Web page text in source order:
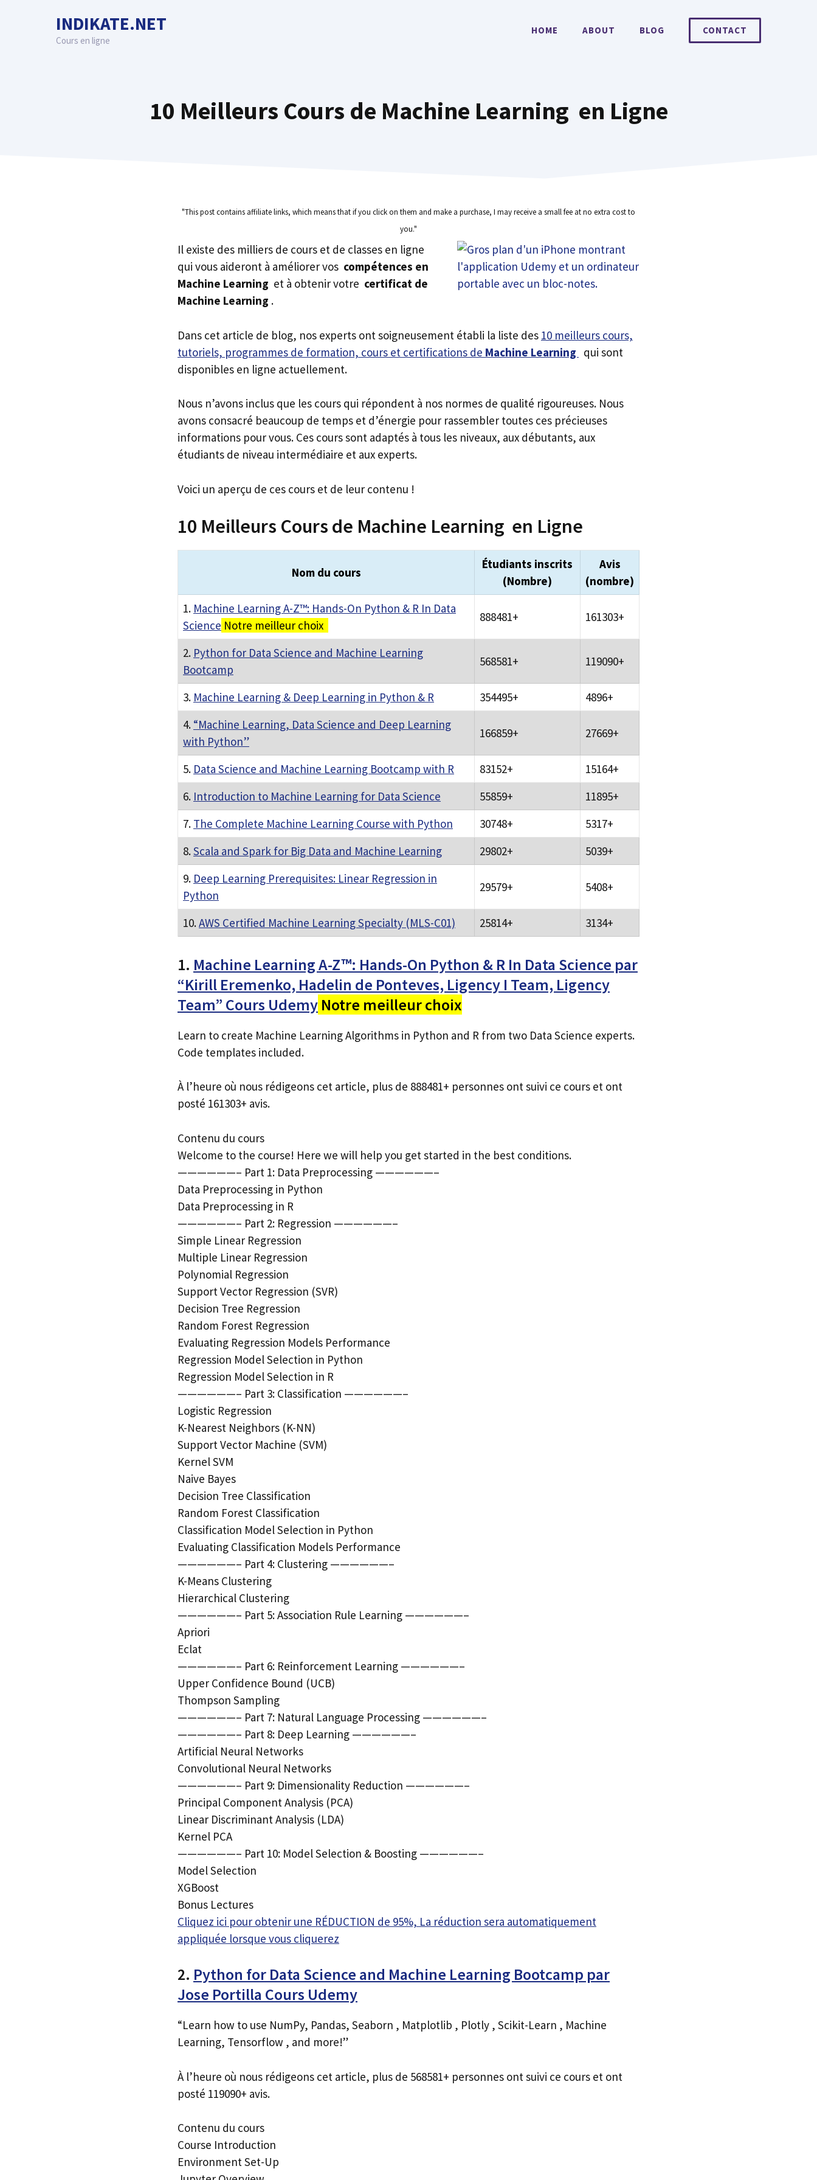
INDIKATE.NET
Cours en ligne
HOME ABOUT BLOG CONTACT
10 Meilleurs Cours de Machine Learning en Ligne
"This post contains affiliate links, which means that if you click on them and make a purchase, I may receive a small fee at no extra cost to
you."
Il existe des milliers de cours et de classes en ligne
qui vous aideront à améliorer vos compétences en
Machine Learning et à obtenir votre certificat de
Machine Learning .
Dans cet article de blog, nos experts ont soigneusement établi la liste des 10 meilleurs cours,
tutoriels, programmes de formation, cours et certifications de Machine Learning qui sont
disponibles en ligne actuellement.
Nous n’avons inclus que les cours qui répondent à nos normes de qualité rigoureuses. Nous
avons consacré beaucoup de temps et d’énergie pour rassembler toutes ces précieuses
informations pour vous. Ces cours sont adaptés à tous les niveaux, aux débutants, aux
étudiants de niveau intermédiaire et aux experts.
Voici un aperçu de ces cours et de leur contenu !
10 Meilleurs Cours de Machine Learning en Ligne
Nom du cours
Étudiants inscrits
(Nombre)
Avis
(nombre)
1. Machine Learning A-Z™: Hands-On Python & R In Data
Science Notre meilleur choix
888481+ 161303+
2. Python for Data Science and Machine Learning
Bootcamp
568581+ 119090+
3. Machine Learning & Deep Learning in Python & R 354495+
4896+
4. “Machine Learning, Data Science and Deep Learning
with Python”
166859+ 27669+
5. Data Science and Machine Learning Bootcamp with R 83152+
15164+
6. Introduction to Machine Learning for Data Science 55859+
11895+
7. The Complete Machine Learning Course with Python 30748+
5317+
8.Scala and Spark for Big Data and Machine Learning 29802+
5039+
9. Deep Learning Prerequisites: Linear Regression in
Python
29579+ 5408+
10.AWS Certified Machine Learning Specialty (MLS-C01) 25814+ 3134+
1. Machine Learning A-Z™: Hands-On Python & R In Data Science par
“Kirill Eremenko, Hadelin de Ponteves, Ligency I Team, Ligency
Team” Cours Udemy Notre meilleur choix
Learn to create Machine Learning Algorithms in Python and R from two Data Science experts.
Code templates included.
À l’heure où nous rédigeons cet article, plus de 888481+ personnes ont suivi ce cours et ont
posté 161303+ avis.
Contenu du cours
Welcome to the course! Here we will help you get started in the best conditions.
——————– Part 1: Data Preprocessing ——————–
Data Preprocessing in Python
Data Preprocessing in R
——————– Part 2: Regression ——————–
Simple Linear Regression
Multiple Linear Regression
Polynomial Regression
Support Vector Regression (SVR)
Decision Tree Regression
Random Forest Regression
Evaluating Regression Models Performance
Regression Model Selection in Python
Regression Model Selection in R
——————– Part 3: Classification ——————–
Logistic Regression
K-Nearest Neighbors (K-NN)
Support Vector Machine (SVM)
Kernel SVM
Naive Bayes
Decision Tree Classification
Random Forest Classification
Classification Model Selection in Python
Evaluating Classification Models Performance
——————– Part 4: Clustering ——————–
K-Means Clustering
Hierarchical Clustering
——————– Part 5: Association Rule Learning ——————–
Apriori
Eclat
——————– Part 6: Reinforcement Learning ——————–
Upper Confidence Bound (UCB)
Thompson Sampling
——————– Part 7: Natural Language Processing ——————–
——————– Part 8: Deep Learning ——————–
Artificial Neural Networks
Convolutional Neural Networks
——————– Part 9: Dimensionality Reduction ——————–
Principal Component Analysis (PCA)
Linear Discriminant Analysis (LDA)
Kernel PCA
——————– Part 10: Model Selection & Boosting ——————–
Model Selection
XGBoost
Bonus Lectures
Cliquez ici pour obtenir une RÉDUCTION de 95%, La réduction sera automatiquement
appliquée lorsque vous cliquerez
2. Python for Data Science and Machine Learning Bootcamp par
Jose Portilla Cours Udemy
“Learn how to use NumPy, Pandas, Seaborn , Matplotlib , Plotly , Scikit-Learn , Machine
Learning, Tensorflow , and more!”
À l’heure où nous rédigeons cet article, plus de 568581+ personnes ont suivi ce cours et ont
posté 119090+ avis.
Contenu du cours
Course Introduction
Environment Set-Up